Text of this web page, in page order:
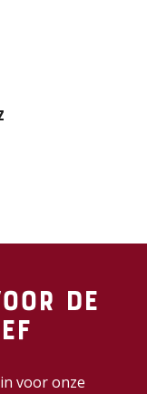
de
voor onze